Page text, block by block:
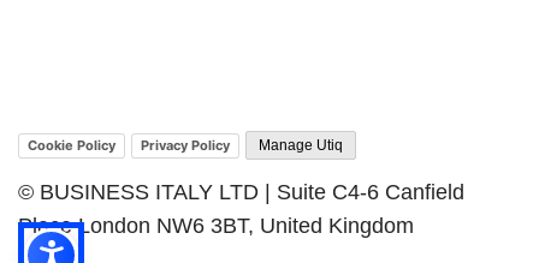
Cookie Policy Privacy Policy Manage Utiq
© BUSINESS ITALY LTD | Suite C4-6 Canfield
Place London NW6 3BT, United Kingdom